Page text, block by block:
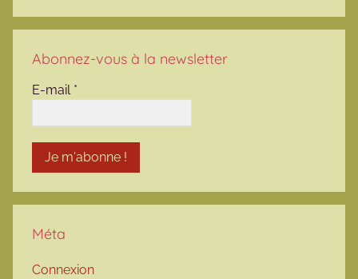
Abonnez-vous à la newsletter
E-mail *
Méta
Connexion